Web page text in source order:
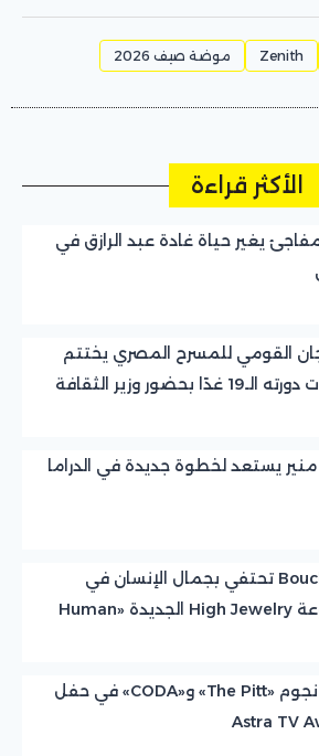
Zenith موضة صيف 2026
الأكثر قراءة
يغير حياة غادة عبد الرازق في
القومي للمسرح المصري يختتم
فعاليات دورته الـ19 غدًا بحضور وزير الثقافة
يستعد لخطوة جديدة في الدراما
Boucheron تحتفي بجمال الإنسان في
مجموعة High Jewelry الجديدة «Human
تكريم نجوم «The Pitt» و«CODA» في حفل
Astra TV